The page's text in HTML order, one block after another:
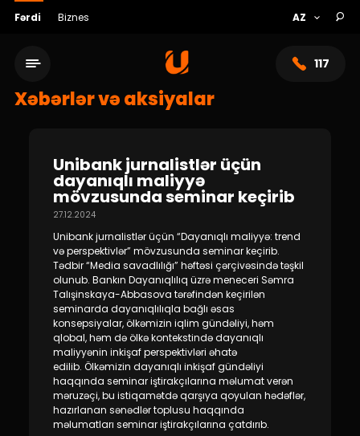
Fərdi Biznes
117
Xidmət şəbəkəsi
Bank haqqında
Dayanıqlılıq
Keşbek
Xəbərlər və aksiyalar
Unibank jurnalistlər üçün
dayanıqlı maliyyə
mövzusunda seminar keçirib
27.12.2024
Unibank jurnalistlər üçün “Dayanıqlı maliyyə: trend
və perspektivlər” mövzusunda seminar keçirib.
Tədbir “Media savadlılığı” həftəsi çərçivəsində təşkil
olunub. Bankın Dayanıqlılıq üzrə meneceri Səmra
Talışinskaya-Abbasova tərəfindən keçirilən
seminarda dayanıqlılıqla bağlı əsas
konsepsiyalar, ölkəmizin iqlim gündəliyi, həm
qlobal, həm də ölkə kontekstində dayanıqlı
maliyyənin inkişaf perspektivləri əhatə
edilib. Ölkəmizin dayanıqlı inkişaf gündəliyi
haqqında seminar iştirakçılarına məlumat verən
məruzəçi, bu istiqamətdə qarşıya qoyulan hədəflər,
hazırlanan sənədlər toplusu haqqında
məlumatları seminar iştirakçılarına çatdırıb.